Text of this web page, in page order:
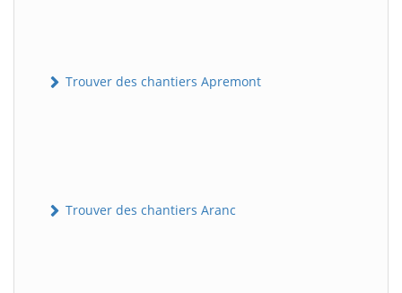
Trouver des chantiers Apremont
Trouver des chantiers Aranc